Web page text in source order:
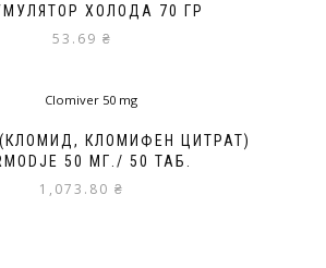
ХОЛОДА 70 ГР
53.69 ₴
(КЛОМИД, КЛОМИФЕН ЦИТРАТ)
50 МГ./ 50 ТАБ.
1,073.80 ₴